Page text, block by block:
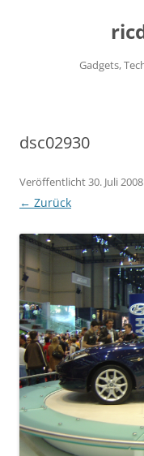
Gadgets,
dsc02930
Veröffentlicht30. Juli 2008
← Zurück